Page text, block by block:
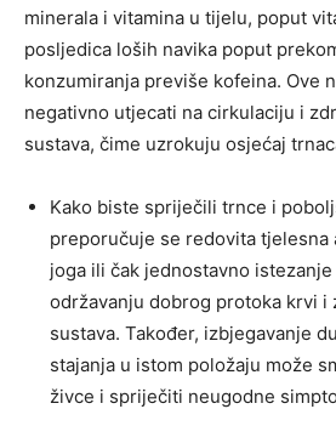
minerala i vitamina u tijelu, poput
posljedica loših navika poput
konzumiranja previše kofeina. Ove
negativno utjecati na cirkulaciju i
sustava, čime uzrokuju osjećaj
Kako biste spriječili trnce i
preporučuje se redovita tjelesna
joga ili čak jednostavno
održavanju dobrog protoka krvi i
sustava. Također, izbjegavanje
stajanja u istom položaju može
živce i spriječiti neugodne